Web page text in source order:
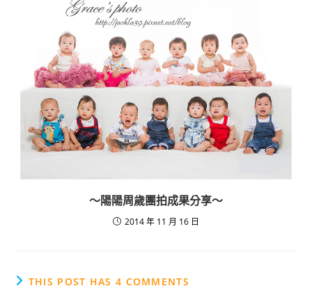
～陽陽周歲團拍成果分享～
2014 年 11 月 16 日
THIS POST HAS 4 COMMENTS